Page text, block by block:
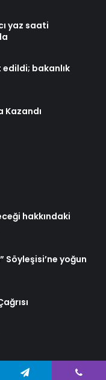
yaz saati
bakanlık
Kazandı
hakkındaki
Söyleşisi’ne yoğun